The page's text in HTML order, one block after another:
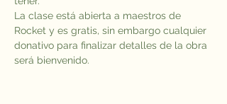
La clase está abierta a maestros de
Rocket y es gratis, sin embargo cualquier
donativo para finalizar detalles de la obra
será bienvenido.